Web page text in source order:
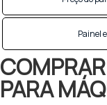
Painel
PARA